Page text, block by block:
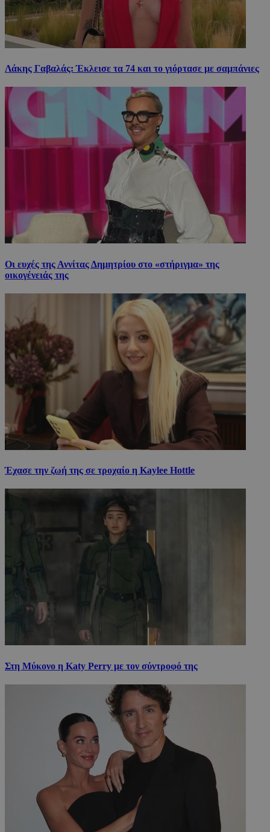
Λάκης Γαβαλάς: Έκλεισε τα 74 και το γιόρτασε με σαμπάνιες
Οι ευχές της Αννίτας Δημητρίου στο «στήριγμα» της
οικογένειάς της
Έχασε την ζωή της σε τροχαίο η Kaylee Hottle
Στη Μύκονο η Katy Perry με τον σύντροφό της